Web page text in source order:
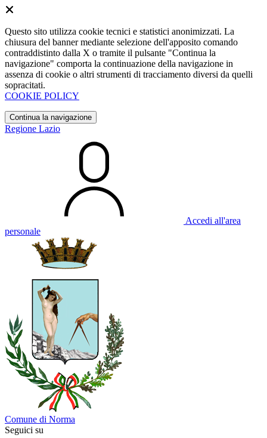
Questo sito utilizza cookie tecnici e statistici anonimizzati. La
chiusura del banner mediante selezione dell'apposito comando
contraddistinto dalla X o tramite il pulsante "Continua la
navigazione" comporta la continuazione della navigazione in
assenza di cookie o altri strumenti di tracciamento diversi da quelli
sopracitati.
COOKIE POLICY
Continua la navigazione
Regione Lazio
Accedi all'area
personale
Comune di Norma
Seguici su